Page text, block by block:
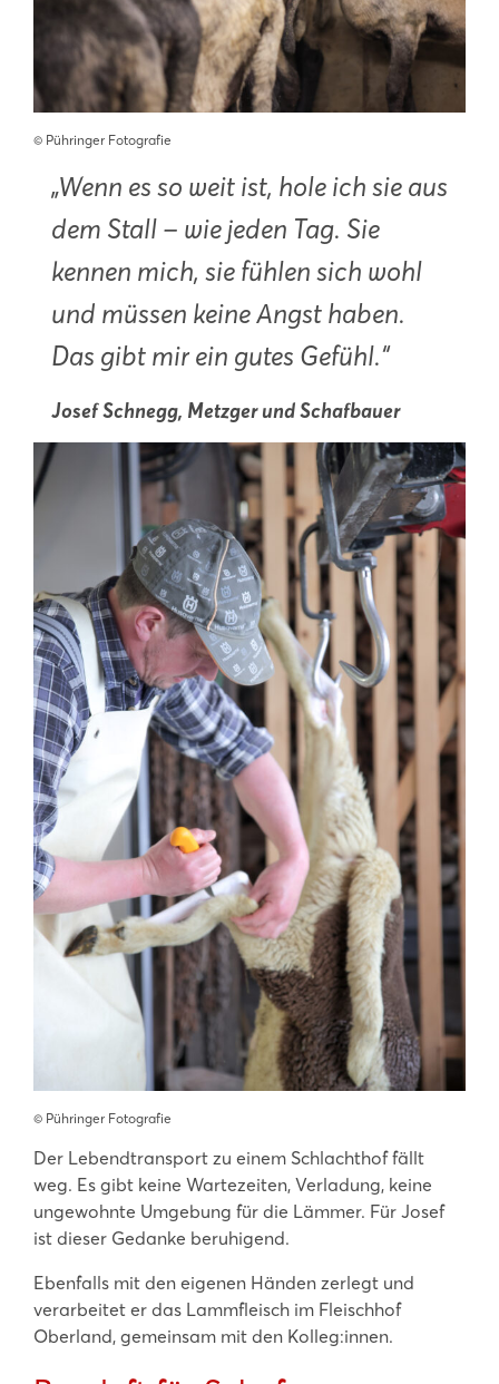
©️ Pühringer Fotografie
„Wenn es so weit ist, hole ich sie aus
dem Stall – wie jeden Tag. Sie
kennen mich, sie fühlen sich wohl
und müssen keine Angst haben.
Das gibt mir ein gutes Gefühl.“
Josef Schnegg, Metzger und Schafbauer
©️ Pühringer Fotografie
Der Lebendtransport zu einem Schlachthof fällt
weg. Es gibt keine Wartezeiten, Verladung, keine
ungewohnte Umgebung für die Lämmer. Für Josef
ist dieser Gedanke beruhigend.
Ebenfalls mit den eigenen Händen zerlegt und
verarbeitet er das Lammfleisch im Fleischhof
Oberland, gemeinsam mit den Kolleg:innen.